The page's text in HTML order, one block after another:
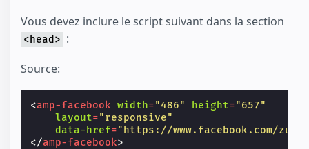
Vous devez inclure le script suivant dans la section
<head> :
Source:
<amp-facebook width="486" height="657"
layout="responsive"
data-href="https://www.facebook.com/zuck/
</amp-facebook>